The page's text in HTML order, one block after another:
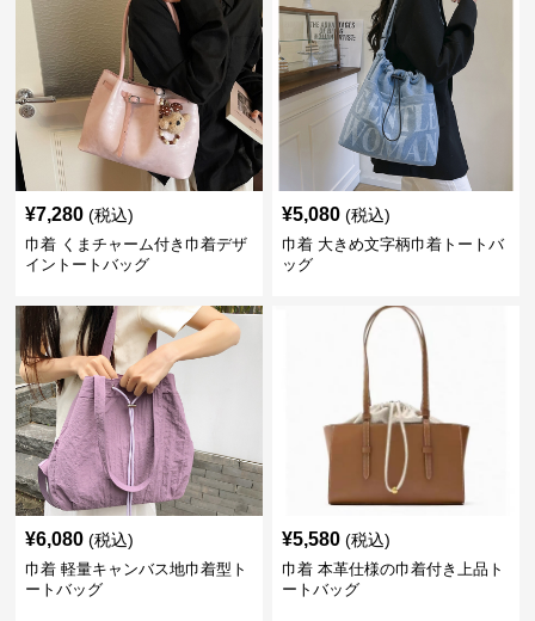
¥7,280 (税込)
巾着 くまチャーム付き巾着デザ
イントートバッグ
¥5,080 (税込)
巾着 大きめ文字柄巾着トートバ
ッグ
¥6,080 (税込)
巾着 軽量キャンバス地巾着型ト
ートバッグ
¥5,580 (税込)
巾着 本革仕様の巾着付き上品ト
ートバッグ